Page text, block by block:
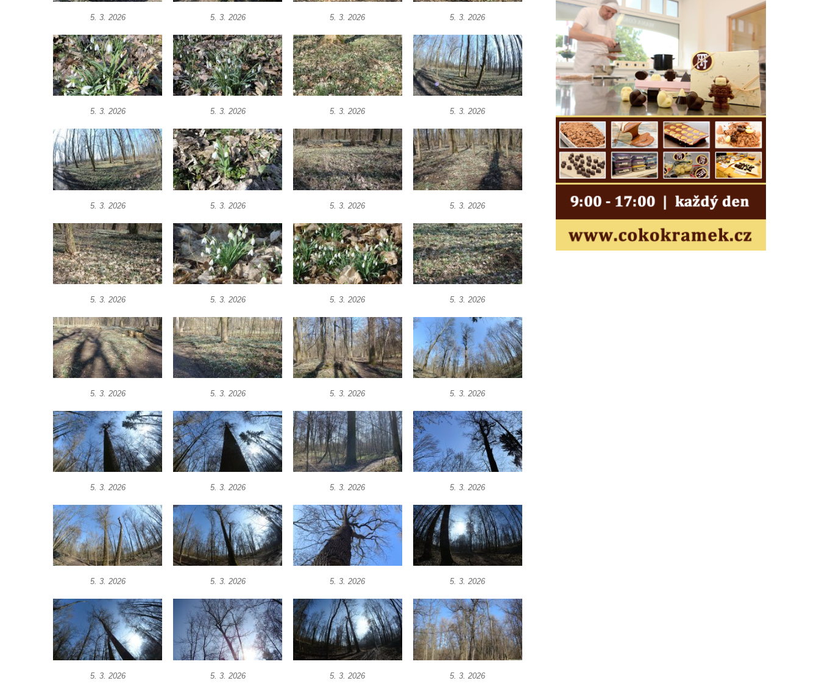
5. 3. 2026 5. 3. 2026 5. 3. 2026 5. 3. 2026
5. 3. 2026 5. 3. 2026 5. 3. 2026 5. 3. 2026
5. 3. 2026 5. 3. 2026 5. 3. 2026 5. 3. 2026
5. 3. 2026 5. 3. 2026 5. 3. 2026 5. 3. 2026
5. 3. 2026 5. 3. 2026 5. 3. 2026 5. 3. 2026
5. 3. 2026 5. 3. 2026 5. 3. 2026 5. 3. 2026
5. 3. 2026 5. 3. 2026 5. 3. 2026 5. 3. 2026
5. 3. 2026 5. 3. 2026 5. 3. 2026 5. 3. 2026